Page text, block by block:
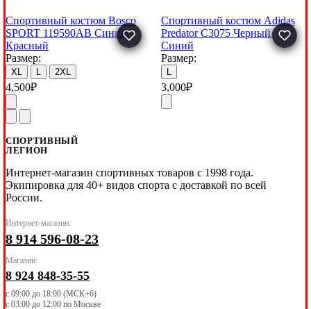
Спортивный костюм Bosco
SPORT 119590AB Синий/
Красный
Размер:
XL 2XL
4,500₽
Спортивный костюм Adidas
Predator C3075 Черный/
Синий
Размер:
3,000₽
СПОРТИВНЫЙ
ЛЕГИОН
Интернет-магазин спортивных товаров с 1998 года.
Экипировка для 40+ видов спорта с доставкой по всей
России.
Интернет-магазин:
8 914 596-08-23
Магазин:
8 924 848-35-55
с 09:00 до 18:00 (МСК+6)
с 03:00 до 12:00 по Москве